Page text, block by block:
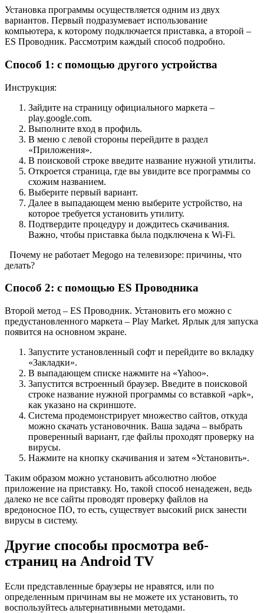
Установка программы осуществляется одним из двух
вариантов. Первый подразумевает использование
компьютера, к которому подключается приставка, а второй –
ES Проводник. Рассмотрим каждый способ подробно.
Способ 1: с помощью другого устройства
Инструкция:
Зайдите на страницу официального маркета –
play.google.com.
Выполните вход в профиль.
В меню с левой стороны перейдите в раздел
«Приложения».
В поисковой строке введите название нужной утилиты.
Откроется страница, где вы увидите все программы со
схожим названием.
Выберите первый вариант.
Далее в выпадающем меню выберите устройство, на
которое требуется установить утилиту.
Подтвердите процедуру и дождитесь скачивания.
Важно, чтобы приставка была подключена к Wi-Fi.
Почему не работает Megogo на телевизоре: причины, что
делать?
Способ 2: с помощью ES Проводника
Второй метод – ES Проводник. Установить его можно с
предустановленного маркета – Play Market. Ярлык для запуска
появится на основном экране.
Запустите установленный софт и перейдите во вкладку
«Закладки».
В выпадающем списке нажмите на «Yahoo».
Запустится встроенный браузер. Введите в поисковой
строке название нужной программы со вставкой «apk»,
как указано на скриншоте.
Система продемонстрирует множество сайтов, откуда
можно скачать установочник. Ваша задача – выбрать
проверенный вариант, где файлы проходят проверку на
вирусы.
Нажмите на кнопку скачивания и затем «Установить».
Таким образом можно установить абсолютно любое
приложение на приставку. Но, такой способ ненадежен, ведь
далеко не все сайты проводят проверку файлов на
вредоносное ПО, то есть, существует высокий риск занести
вирусы в систему.
Другие способы просмотра веб-
страниц на Android TV
Если представленные браузеры не нравятся, или по
определенным причинам вы не можете их установить, то
воспользуйтесь альтернативными методами.